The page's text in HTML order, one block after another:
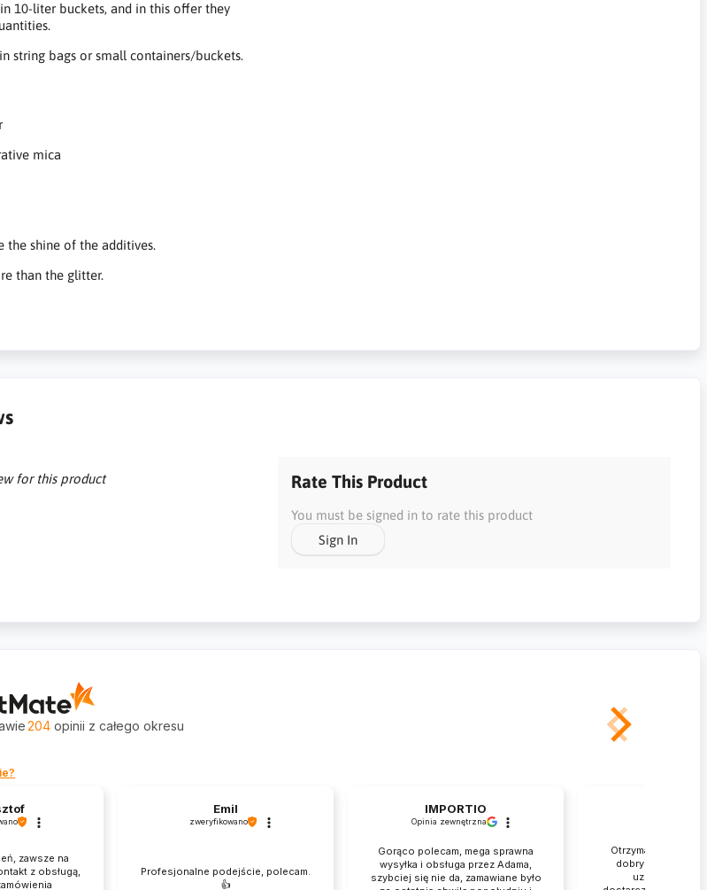
10-liter buckets, and in this offer they
string bags or small containers/buckets.
mica
shine of the additives.
than the glitter.
for this product Rate This Product
You must be signed in to rate this product
Sign In
204 opinii z całego okresu
zawsze na
z obsługą,
Emil
zweryfikowano
Profesjonalne podejście, polecam.
👍️
IMPORTIO
Opinia zewnętrzna
Gorąco polecam, mega sprawna
wysyłka i obsługa przez Adama,
szybciej się nie da, zamawiane było
Otrzymałem
dobrym stanie.
uznania za tak